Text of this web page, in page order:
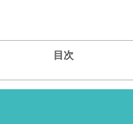
目次